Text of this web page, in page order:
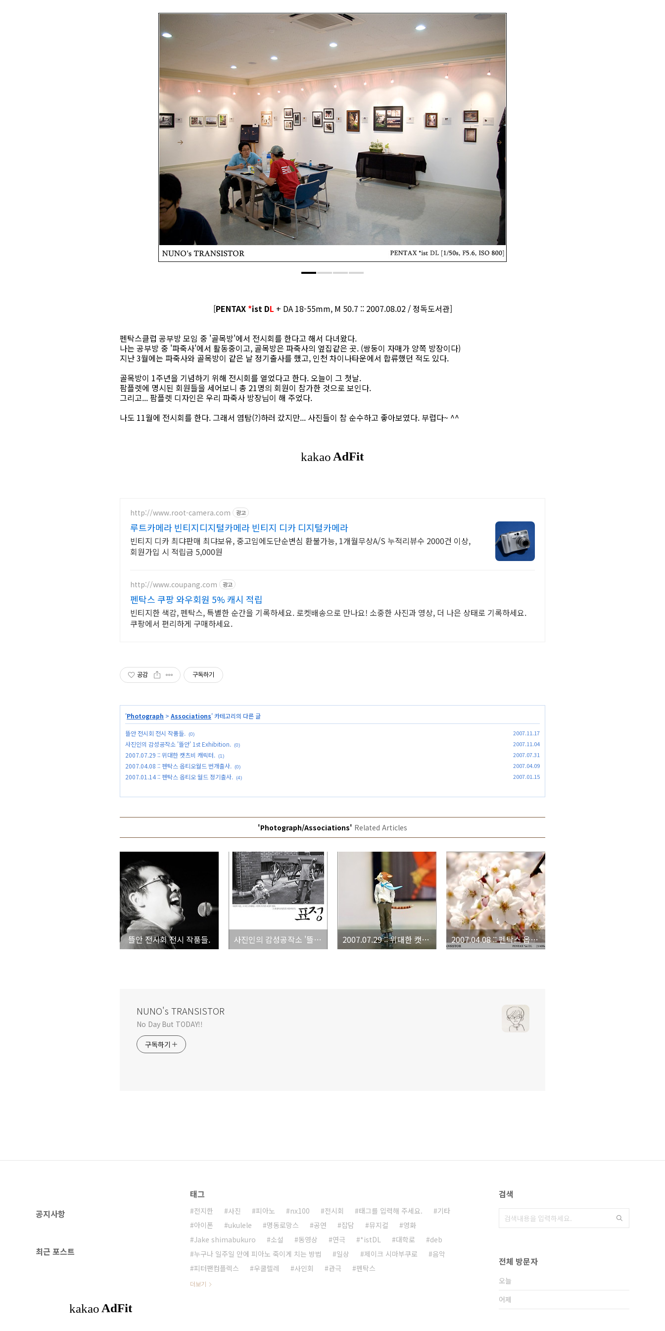
[PENTAX *ist DL + DA 18-55mm, M 50.7 :: 2007.08.02 / 정독도서관]
펜탁스클럽 공부방 모임 중 '골목방'에서 전시회를 한다고 해서 다녀왔다.
나는 공부방 중 '파죽사'에서 활동중이고, 골목방은 파죽사의 옆집같은 곳. (쌍둥이 자매가 양쪽 방장이다)
지난 3월에는 파죽사와 골목방이 같은 날 정기출사를 했고, 인천 차이나타운에서 합류했던 적도 있다.
골목방이 1주년을 기념하기 위해 전시회를 열었다고 한다. 오늘이 그 첫날.
팜플렛에 명시된 회원들을 세어보니 총 21명의 회원이 참가한 것으로 보인다.
그리고... 팜플렛 디자인은 우리 파죽사 방장님이 해 주었다.
나도 11월에 전시회를 한다. 그래서 염탐(?)하러 갔지만... 사진들이 참 순수하고 좋아보였다. 부럽다~ ^^
http://www.root-camera.com 광고
루트카메라 빈티지디지털카메라 빈티지 디카 디지털카메라
빈티지 디카 최댜판매 최댜보유, 중고임에도단순변심 환불가능, 1개월무상A/S 누적리뷰수 2000건 이상,
회원가입 시 적립금 5,000원
http://www.coupang.com 광고
펜탁스 쿠팡 와우회원 5% 캐시 적립
빈티지한 색감, 펜탁스, 특별한 순간을 기록하세요. 로켓배송으로 만나요! 소중한 사진과 영상, 더 나은 상태로 기록하세요.
쿠팡에서 편리하게 구매하세요.
공감 구독하기
'Photograph > Associations' 카테고리의 다른 글
뜰안 전시회 전시 작품들. (0) 2007.11.17
사진인의 감성공작소 '뜰안' 1st Exhibition. (0) 2007.11.04
2007.07.29 :: 위대한 캣츠비 캐릭터. (1) 2007.07.31
2007.04.08 :: 펜탁스 옵티오월드 번개출사. (0) 2007.04.09
2007.01.14 :: 펜탁스 옵티오 월드 정기출사. (4) 2007.01.15
'Photograph/Associations' Related Articles
뜰안 전시회 전시 작품들. 사진인의 감성공작소 '뜰안' 1st Exhibition. 2007.07.29 :: 위대한 캣츠비 캐릭터. 2007.04.08 :: 펜탁스 옵티오월드 번개출사.
NUNO's TRANSISTOR
No Day But TODAY!!
구독하기
공지사항
최근 포스트
태그
전지한 사진 피아노 nx100 전시회 태그를 입력해 주세요.
기타
아이폰
ukulele 명동로망스 공연 잡담 뮤지컬
영화
Jake shimabukuro
소설 동영상 연극 *istDL 대학로
deb
누구나 일주일 안에 피아노 죽이게 치는 방법
일상 제이크 시마부쿠로
음악
피터팬컴플렉스
우쿨렐레 사인회 관극 펜탁스
더보기
검색
전체 방문자
오늘
어제